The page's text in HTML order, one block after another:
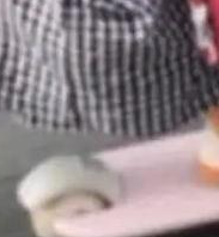
、管
现在开
，Se
Vin
一位全
划步
一行
· GitHu
/ Linu
/ Linu
软件工
主要载
数百万
上下
历史的
约、业
百个文
京一
私活腾
部核心